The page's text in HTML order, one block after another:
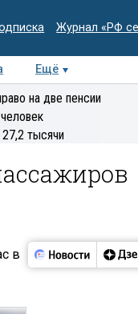
Журнал «РФ
Ещё
на две пенсии
тысячи
в